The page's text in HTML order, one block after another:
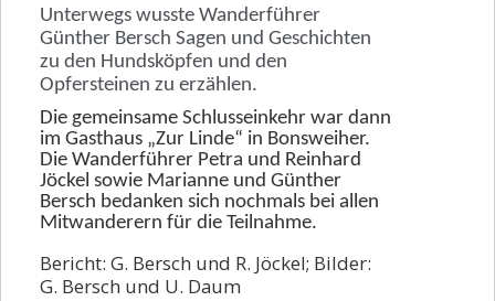
13-Heinerfest Wanderung
14-Sportliche Wanderung
15-Grillfest
16-Bad Köing nach Michelstadt
17-Sprücheweg Bonsweiher
18- Rund um Bensheim
20-Glühweinabend
Unterwegs wusste Wanderführer
Günther Bersch Sagen und Geschichten
zu den Hundsköpfen und den
Opfersteinen zu erzählen.
Die gemeinsame Schlusseinkehr war dann
im Gasthaus „Zur Linde“ in Bonsweiher.
Die Wanderführer Petra und Reinhard
Jöckel sowie Marianne und Günther
Bersch bedanken sich nochmals bei allen
Mitwanderern für die Teilnahme.
Bericht: G. Bersch und R. Jöckel; Bilder:
G. Bersch und U. Daum